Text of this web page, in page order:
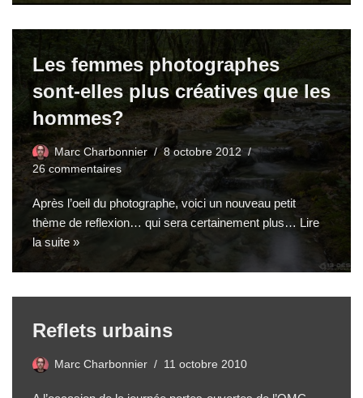
Les femmes photographes
sont-elles plus créatives que les
hommes?
Marc Charbonnier
8 octobre 2012
26 commentaires
Après l’oeil du photographe, voici un nouveau petit
thème de reflexion… qui sera certainement plus… Lire
la suite »
Reflets urbains
Marc Charbonnier 11 octobre 2010